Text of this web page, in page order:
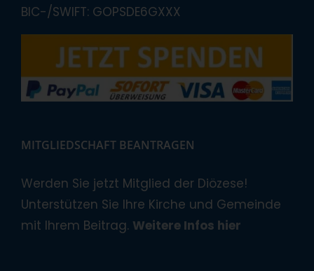
BIC-/SWIFT: GOPSDE6GXXX
MITGLIEDSCHAFT BEANTRAGEN
Werden Sie jetzt Mitglied der Diözese!
Unterstützen Sie Ihre Kirche und Gemeinde
mit Ihrem Beitrag. Weitere Infos hier